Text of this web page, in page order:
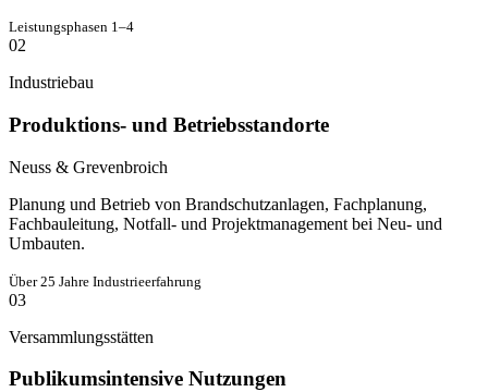
Leistungsphasen 1–4
02
Industriebau
Produktions- und Betriebsstandorte
Neuss & Grevenbroich
Planung und Betrieb von Brandschutzanlagen, Fachplanung,
Fachbauleitung, Notfall- und Projektmanagement bei Neu- und
Umbauten.
Über 25 Jahre Industrieerfahrung
03
Versammlungsstätten
Publikumsintensive Nutzungen